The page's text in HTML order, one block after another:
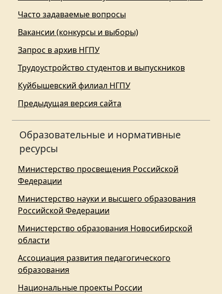
Часто задаваемые вопросы
Вакансии (конкурсы и выборы)
Запрос в архив НГПУ
Трудоустройство студентов и выпускников
Куйбышевский филиал НГПУ
Предыдущая версия сайта
Образовательные и нормативные
ресурсы
Министерство просвещения Российской
Федерации
Министерство науки и высшего образования
Российской Федерации
Министерство образования Новосибирской
области
Ассоциация развития педагогического
образования
Национальные проекты России